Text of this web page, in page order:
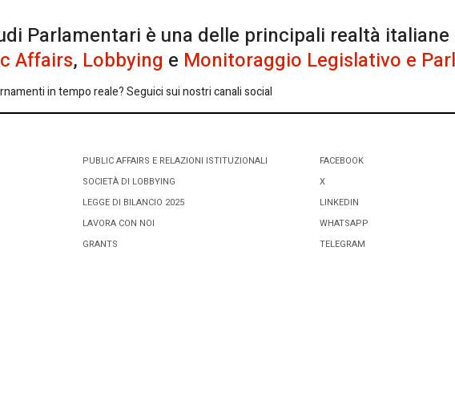
Parlamentari è una delle principali realtà
Affairs, Lobbying e Monitoraggio Legislativo e
in tempo reale? Seguici sui nostri canali social
PUBLIC AFFAIRS E RELAZIONI ISTITUZIONALI
SOCIETÀ DI LOBBYING
LEGGE DI BILANCIO 2025
LAVORA CON NOI
GRANTS
FACEBOOK
X
LINKEDIN
WHATSAPP
TELEGRAM